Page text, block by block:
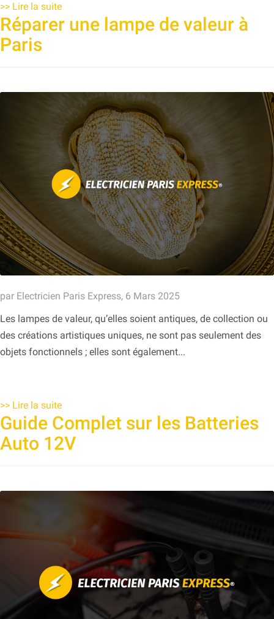
>> Lire la suite
Réparer une lampe de valeur à
Paris
par Electricien Paris Express, 6 Mars 2025
Les lampes de valeur, qu’elles soient antiques, de collection ou
des créations artistiques uniques, ne sont pas seulement des
objets fonctionnels ; elles sont également...
>> Lire la suite
Guide Complet sur les Batteries
Auto 12V